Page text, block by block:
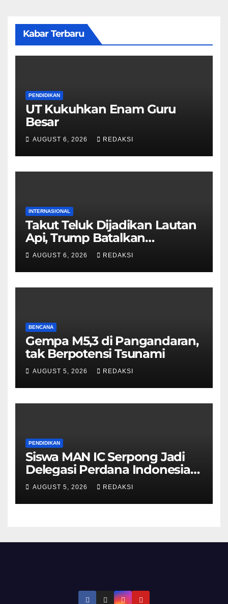
Kabar Terbaru
PENDIDIKAN
UT Kukuhkan Enam Guru
Besar
AUGUST 6, 2026 REDAKSI
INTERNASIONAL
Takut Teluk Dijadikan Lautan
Api, Trump Batalkan
Serangan ke Iran
AUGUST 6, 2026 REDAKSI
BENCANA
Gempa M5,3 di Pangandaran,
tak Berpotensi Tsunami
AUGUST 5, 2026 REDAKSI
PENDIDIKAN
Siswa MAN IC Serpong Jadi
Delegasi Perdana Indonesia
di Olimpiade Sains Nuklir
Internasional
AUGUST 5, 2026 REDAKSI